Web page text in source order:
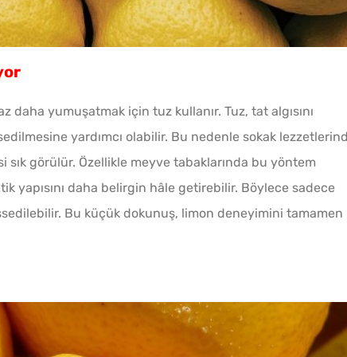
daha yumuşatmak için tuz kullanır. Tuz, tat algısını
yardımcı olabilir. Bu nedenle sokak
sık görülür. Özellikle meyve tabaklarında bu yöntem
yapısını daha belirgin hâle getirebilir. Böylece sadece
Bu küçük dokunuş, limon deneyimini tamamen